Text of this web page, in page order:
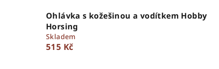
Ohlávka s kožešinou a vodítkem Hobby
Horsing
Skladem
515 Kč